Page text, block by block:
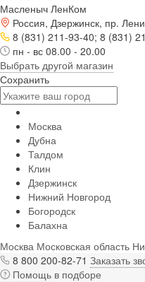
Масленыч ЛенКом
Россия, Дзержинск, пр.
8 (831) 211-93-40; 8 (831)
пн - вс 08.00 - 20.00
Выбрать другой магазин
Сохранить
Москва
Дубна
Талдом
Клин
Дзержинск
Нижний Новгород
Богородск
Балахна
Москва Московская область
8 800 200-82-71 Заказать
Помощь в подборе